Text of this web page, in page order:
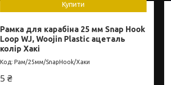
Купити
Рамка для карабіна 25 мм Snap Hook
Loop WJ, Woojin Plastic ацеталь
колір Хакі
Рам/25мм/SnapHook/Хаки
5 ₴